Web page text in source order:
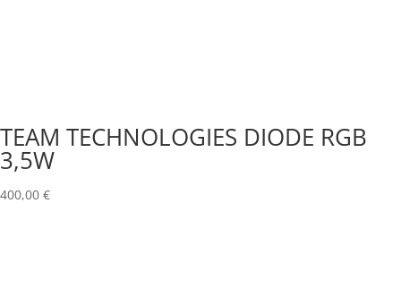
TEAM TECHNOLOGIES DIODE RGB
3,5W
400,00 €